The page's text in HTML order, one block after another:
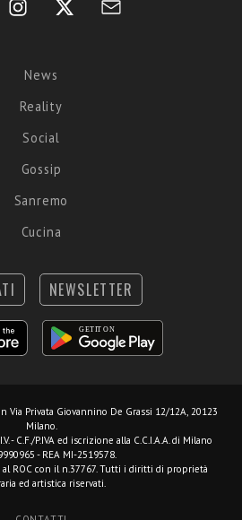
News
Reality
Social
Gossip
Sanremo
Cucina
NEWSLETTER
Via Privata Giovannino De Grassi 12/12A, 20123
Milano.
- C.F./P.IVA ed iscrizione alla C.C.I.A.A. di Milano
- REA MI-2519578.
ROC con il n.37767. Tutti i diritti di proprietà
ed artistica riservati.